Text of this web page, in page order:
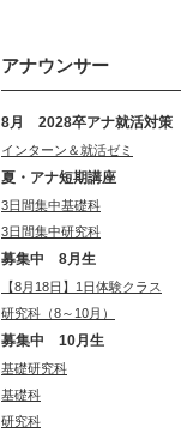
アナウンサー
8月 2028卒アナ就活対策
インターン＆就活ゼミ
夏・アナ短期講座
3日間集中基礎科
3日間集中研究科
募集中 8月生
【8月18日】1日体験クラス
研究科（8～10月）
募集中 10月生
基礎研究科
基礎科
研究科